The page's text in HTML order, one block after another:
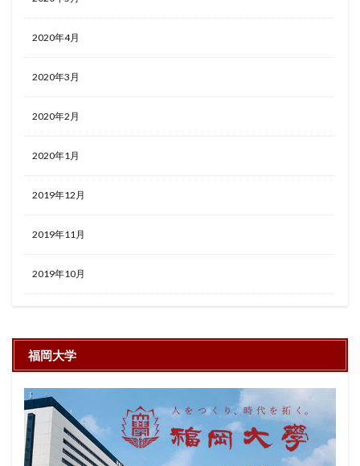
2020年4月
2020年3月
2020年2月
2020年1月
2019年12月
2019年11月
2019年10月
福岡大学